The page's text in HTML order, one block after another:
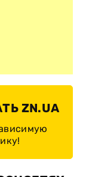
ZN.UA